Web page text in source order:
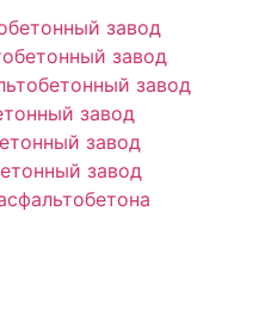
завод
завод
завод
завод
завод
завод